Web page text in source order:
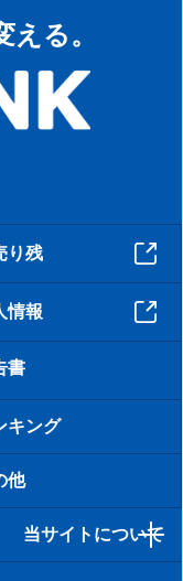
る。
り残
情報
書
キング
他
当サイトについて